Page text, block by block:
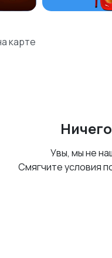
карте
Увы, мы не
Смягчите условия